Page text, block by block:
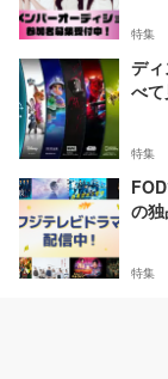
特集
デ
べて
特集
の独
特集